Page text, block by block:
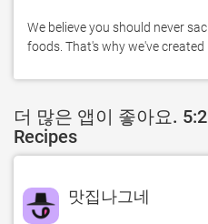
We believe you should never
foods. That's why we've created
더 많은 앱이 좋아요.
Recipes
맛집나그네